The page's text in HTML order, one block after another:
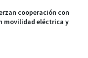
cooperación con
movilidad eléctrica y